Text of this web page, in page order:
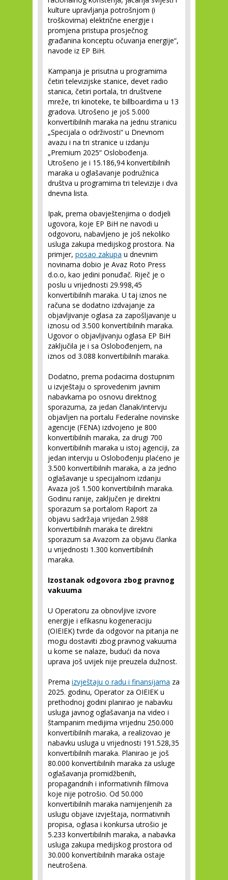
kulture upravljanja potrošnjom (i
troškovima) električne energije i
promjena pristupa prosječnog
građanina konceptu očuvanja energije“,
navode iz EP BiH.
Kampanja je prisutna u programima
četiri televizijske stanice, devet radio
stanica, četiri portala, tri društvene
mreže, tri kinoteke, te billboardima u 13
gradova. Utrošeno je još 5.000
konvertibilnih maraka na jednu stranicu
„Specijala o održivosti“ u Dnevnom
avazu i na tri stranice u izdanju
„Premium 2025“ Oslobođenja.
Utrošeno je i 15.186,94 konvertibilnih
maraka u oglašavanje podružnica
društva u programima tri televizije i dva
dnevna lista.
Ipak, prema obavještenjima o dodjeli
ugovora, koje EP BiH ne navodi u
odgovoru, nabavljeno je još nekoliko
usluga zakupa medijskog prostora. Na
primjer, posao zakupa u dnevnim
novinama dobio je Avaz Roto Press
d.o.o, kao jedini ponuđač. Riječ je o
poslu u vrijednosti 29.998,45
konvertibilnih maraka. U taj iznos ne
računa se dodatno izdvajanje za
objavljivanje oglasa za zapošljavanje u
iznosu od 3.500 konvertibilnih maraka.
Ugovor o objavljivanju oglasa EP BiH
zaključila je i sa Oslobođenjem, na
iznos od 3.088 konvertibilnih maraka.
Dodatno, prema podacima dostupnim
u izvještaju o sprovedenim javnim
nabavkama po osnovu direktnog
sporazuma, za jedan članak/intervju
objavljen na portalu Federalne novinske
agencije (FENA) izdvojeno je 800
konvertibilnih maraka, za drugi 700
konvertibilnih maraka u istoj agenciji, za
jedan intervju u Oslobođenju plaćeno je
3.500 konvertibilnih maraka, a za jedno
oglašavanje u specijalnom izdanju
Avaza još 1.500 konvertibilnih maraka.
Godinu ranije, zaključen je direktni
sporazum sa portalom Raport za
objavu sadržaja vrijedan 2.988
konvertibilnih maraka te direktni
sporazum sa Avazom za objavu članka
u vrijednosti 1.300 konvertibilnih
maraka.
Izostanak odgovora zbog pravnog
vakuuma
U Operatoru za obnovljive izvore
energije i efikasnu kogeneraciju
(OIEIEK) tvrde da odgovor na pitanja ne
mogu dostaviti zbog pravnog vakuuma
u kome se nalaze, budući da nova
uprava još uvijek nije preuzela dužnost.
Prema izvještaju o radu i finansijama za
2025. godinu, Operator za OIEIEK u
prethodnoj godini planirao je nabavku
usluga javnog oglašavanja na video i
štampanim medijima vrijednu 250.000
konvertibilnih maraka, a realizovao je
nabavku usluga u vrijednosti 191.528,35
konvertibilnih maraka. Planirao je još
80.000 konvertibilnih maraka za usluge
oglašavanja promidžbenih,
propagandnih i informativnih filmova
koje nije potrošio. Od 50.000
konvertibilnih maraka namijenjenih za
uslugu objave izvještaja, normativnih
propisa, oglasa i konkursa utrošio je
5.233 konvertibilnih maraka, a nabavka
usluga zakupa medijskog prostora od
30.000 konvertibilnih maraka ostaje
neutrošena.